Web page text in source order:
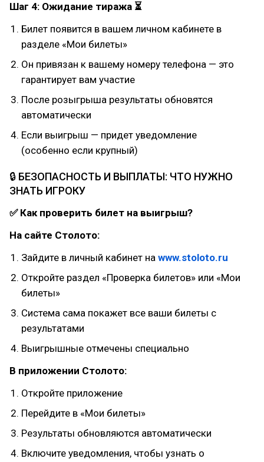
Шаг 4: Ожидание тиража ⏳
Билет появится в вашем личном кабинете в
разделе «Мои билеты»
Он привязан к вашему номеру телефона — это
гарантирует вам участие
После розыгрыша результаты обновятся
автоматически
Если выигрыш — придет уведомление
(особенно если крупный)
🔒 БЕЗОПАСНОСТЬ И ВЫПЛАТЫ: ЧТО НУЖНО
ЗНАТЬ ИГРОКУ
✅ Как проверить билет на выигрыш?
На сайте Столото:
Зайдите в личный кабинет на www.stoloto.ru
Откройте раздел «Проверка билетов» или «Мои
билеты»
Система сама покажет все ваши билеты с
результатами
Выигрышные отмечены специально
В приложении Столото:
Откройте приложение
Перейдите в «Мои билеты»
Результаты обновляются автоматически
Включите уведомления, чтобы узнать о